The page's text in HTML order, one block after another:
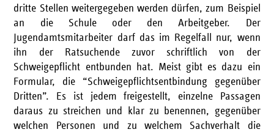
dritte Stellen weitergegeben werden dürfen, zum Beispiel
an die Schule oder den Arbeitgeber. Der
Jugendamtsmitarbeiter darf das im Regelfall nur, wenn
ihn der Ratsuchende zuvor schriftlich von der
Schweigepflicht entbunden hat. Meist gibt es dazu ein
Formular, die “Schweigepflichtsentbindung gegenüber
Dritten”. Es ist jedem freigestellt, einzelne Passagen
daraus zu streichen und klar zu benennen, gegenüber
welchen Personen und zu welchem Sachverhalt die